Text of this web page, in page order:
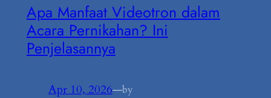
Apa Manfaat Videotron dalam
Acara Pernikahan? Ini
Penjelasannya
Apr 10, 2026—by